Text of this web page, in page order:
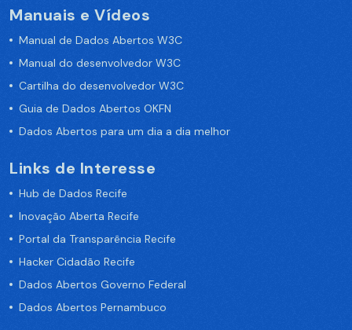
Manuais e Vídeos
Manual de Dados Abertos W3C
Manual do desenvolvedor W3C
Cartilha do desenvolvedor W3C
Guia de Dados Abertos OKFN
Dados Abertos para um dia a dia melhor
Links de Interesse
Hub de Dados Recife
Inovação Aberta Recife
Portal da Transparência Recife
Hacker Cidadão Recife
Dados Abertos Governo Federal
Dados Abertos Pernambuco